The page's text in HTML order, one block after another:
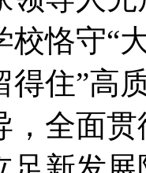
校恪守“
得住”高
，全面